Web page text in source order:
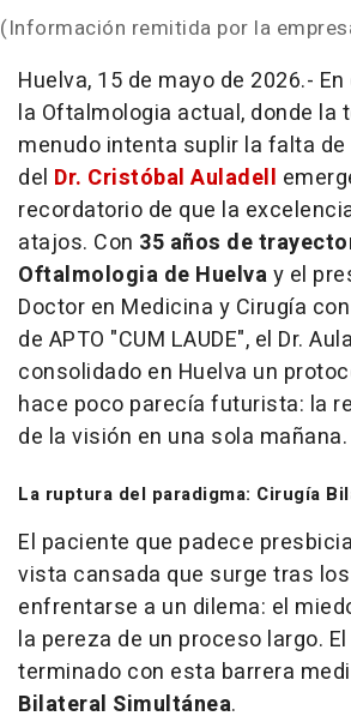
(Información remitida por la
Huelva, 15 de mayo de 2026.-
la Oftalmologia actual, donde la
menudo intenta suplir la falta
del Dr. Cristóbal Auladell
recordatorio de que la
atajos. Con 35 años de
Oftalmologia de Huelvay el
Doctor en Medicina y Cirugía
de APTO "CUM LAUDE", el Dr.
consolidado en Huelva un
hace poco parecía futurista: la
de la visión en una sola mañana.
La ruptura del paradigma: Cirugía
El paciente que padece
vista cansada que surge tras
enfrentarse a un dilema: el
la pereza de un proceso largo. El
terminado con esta barrera
Bilateral Simultánea.